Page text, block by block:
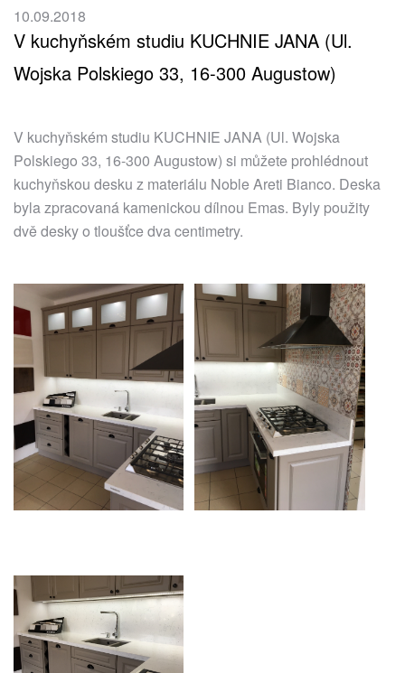
10.09.2018
V kuchyňském studiu KUCHNIE JANA (Ul.
Wojska Polskiego 33, 16-300 Augustow)
V kuchyňském studiu KUCHNIE JANA (Ul. Wojska
Polskiego 33, 16-300 Augustow) si můžete prohlédnout
kuchyňskou desku z materiálu Noble Areti Bianco. Deska
byla zpracovaná kamenickou dílnou Emas. Byly použity
dvě desky o tloušťce dva centimetry.